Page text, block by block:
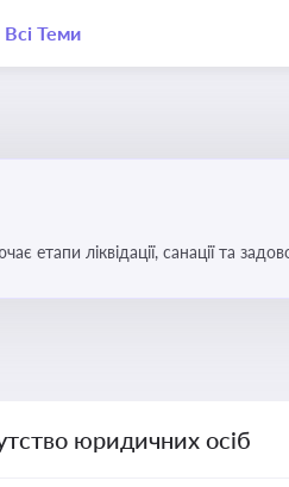
Всі Теми
етапи ліквідації, санації та
юридичних осіб